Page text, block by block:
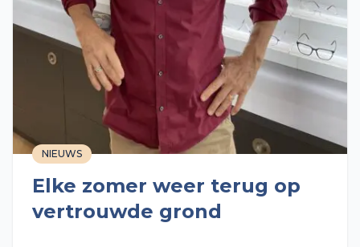
NIEUWS
Elke zomer weer terug op
vertrouwde grond